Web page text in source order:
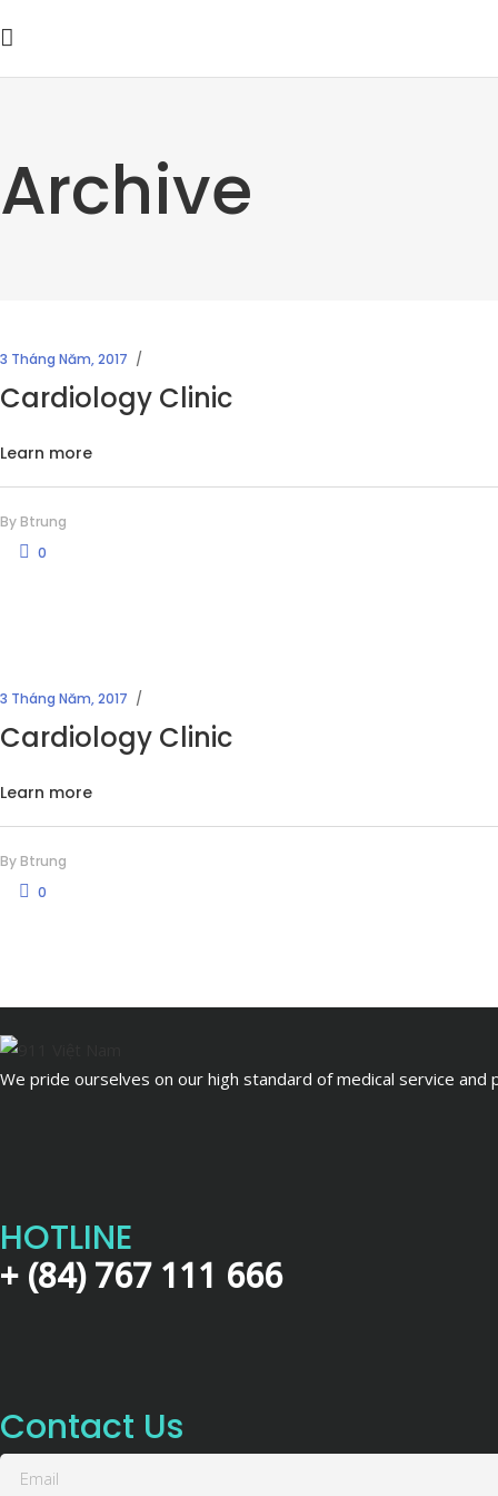
Archive
3 Tháng Năm, 2017
Cardiology Clinic
Learn more
By Btrung
0
3 Tháng Năm, 2017
Cardiology Clinic
Learn more
By Btrung
0
We pride ourselves on our high standard of medical service and
HOTLINE
+ (84) 767 111 666
Contact Us